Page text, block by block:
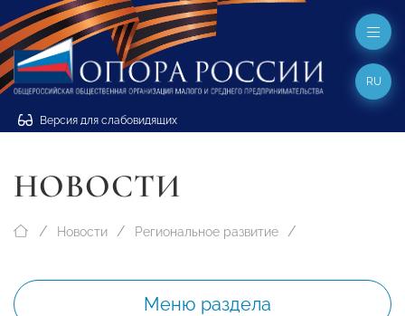
Версия для слабовидящих
RU
НОВОСТИ
Новости Региональное развитие
Меню раздела